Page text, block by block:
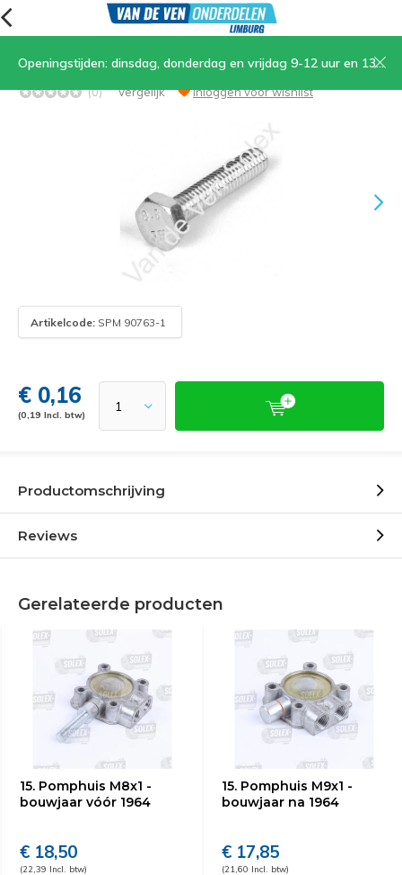
Openingstijden: dinsdag, donderdag en vrijdag 9-12 uur en 13.30-17 uur, zaterdag 9-12 uur
10. Zeskanttapbout M4x20
(0) Vergelijk Inloggen voor wishlist
Artikelcode: SPM 90763-1
€ 0,16
(0,19 Incl. btw)
Productomschrijving
Reviews
Gerelateerde producten
15. Pomphuis M8x1 -
bouwjaar vóór 1964
€ 18,50
(22,39 Incl. btw)
15. Pomphuis M9x1 -
bouwjaar na 1964
€ 17,85
(21,60 Incl. btw)